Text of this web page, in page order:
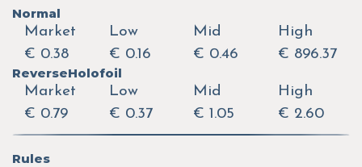
Normal
Market
€ 0.38
Low
€ 0.16
Mid
€ 0.46
High
€ 896.37
ReverseHolofoil
Market
€ 0.79
Low
€ 0.37
Mid
€ 1.05
High
€ 2.60
Rules